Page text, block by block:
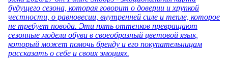
будущего сезона, которая говорит о доверии и хрупкой
честности, о равновесии, внутренней силе и тепле, которое
не требует повода. Эти пять оттенков превращают
сезонные модели обуви в своеобразный цветовой язык,
который может помочь бренду и его покупательницам
рассказать о себе и своих эмоциях.